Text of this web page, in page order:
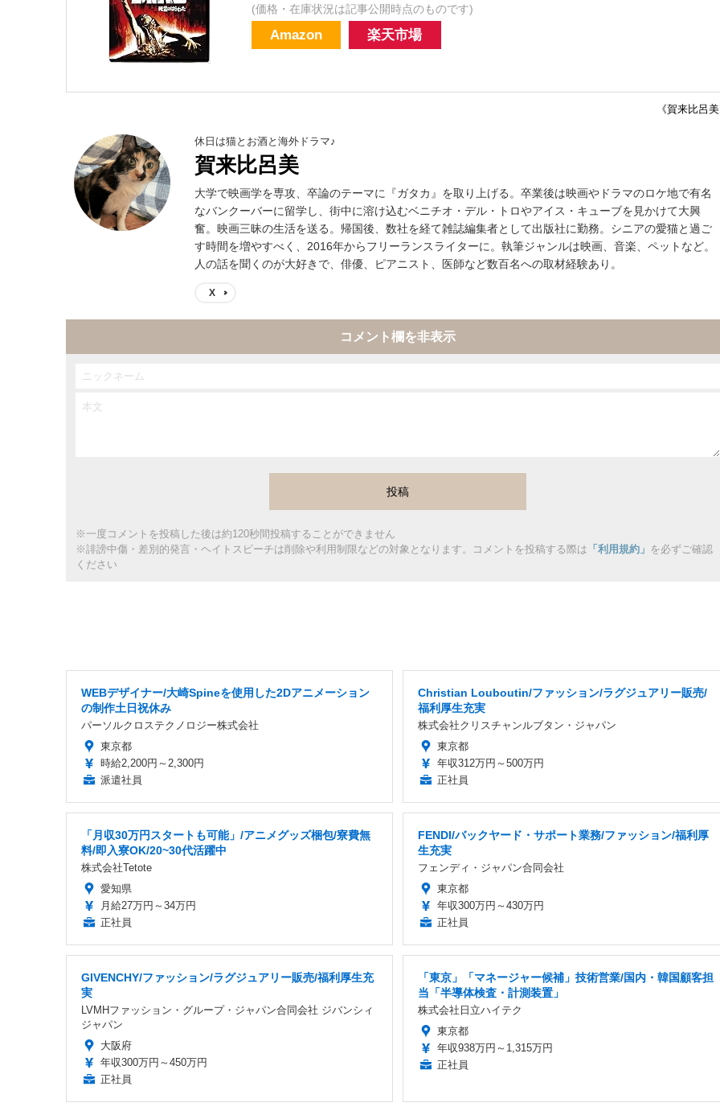
(価格・在庫状況は記事公開時点のものです)
Amazon 楽天市場
《賀来比呂
休日は猫とお酒と海外ドラマ♪
賀来比呂美
大学で映画学を専攻、卒論のテーマに『ガタカ』を取り上げる。卒業後は映画やドラマのロケ地で有名
なバンクーバーに留学し、街中に溶け込むベニチオ・デル・トロやアイス・キューブを見かけて大興
奮。映画三昧の生活を送る。帰国後、数社を経て雑誌編集者として出版社に勤務。シニアの愛猫と過ご
す時間を増やすべく、2016年からフリーランスライターに。執筆ジャンルは映画、音楽、ペットなど。
人の話を聞くのが大好きで、俳優、ピアニスト、医師など数百名への取材経験あり。
X
コメント欄を非表示
※一度コメントを投稿した後は約120秒間投稿することができません
※誹謗中傷・差別的発言・ヘイトスピーチは削除や利用制限などの対象となります。コメントを投稿する際は 「利用規約」 を必ずご確認
ください
WEBデザイナー/大崎Spineを使用した2Dアニメーション
の制作土日祝休み
パーソルクロステクノロジー株式会社
東京都
時給2,200円～2,300円
派遣社員
Christian Louboutin/ファッション/ラグジュアリー販売/
福利厚生充実
株式会社クリスチャンルブタン・ジャパン
東京都
年収312万円～500万円
正社員
「月収30万円スタートも可能」/アニメグッズ梱包/寮費無
料/即入寮OK/20~30代活躍中
株式会社Tetote
愛知県
月給27万円～34万円
正社員
FENDI/バックヤード・サポート業務/ファッション/福利厚
生充実
フェンディ・ジャパン合同会社
東京都
年収300万円～430万円
正社員
GIVENCHY/ファッション/ラグジュアリー販売/福利厚生充
実
LVMHファッション・グループ・ジャパン合同会社 ジバンシィ
ジャパン
大阪府
年収300万円～450万円
正社員
「東京」「マネージャー候補」技術営業/国内・韓国顧客担
当「半導体検査・計測装置」
株式会社日立ハイテク
東京都
年収938万円～1,315万円
正社員